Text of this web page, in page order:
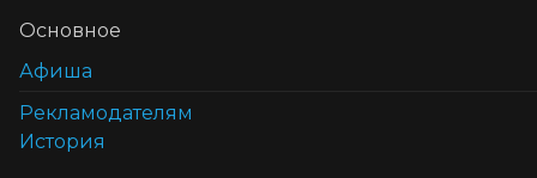
Основное
Афиша
Рекламодателям
История